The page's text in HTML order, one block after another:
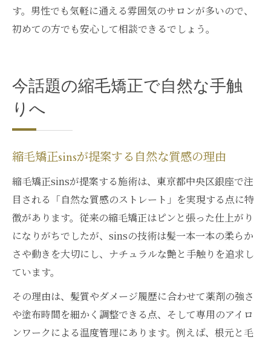
す。男性でも気軽に通える雰囲気のサロンが多いので、
初めての方でも安心して相談できるでしょう。
今話題の縮毛矯正で自然な手触
りへ
縮毛矯正sinsが提案する自然な質感の理由
縮毛矯正sinsが提案する施術は、東京都中央区銀座で注
目される「自然な質感のストレート」を実現する点に特
徴があります。従来の縮毛矯正はピンと張った仕上がり
になりがちでしたが、sinsの技術は髪一本一本の柔らか
さや動きを大切にし、ナチュラルな艶と手触りを追求し
ています。
その理由は、髪質やダメージ履歴に合わせて薬剤の強さ
や塗布時間を細かく調整できる点、そして専用のアイロ
ンワークによる温度管理にあります。例えば、根元と毛